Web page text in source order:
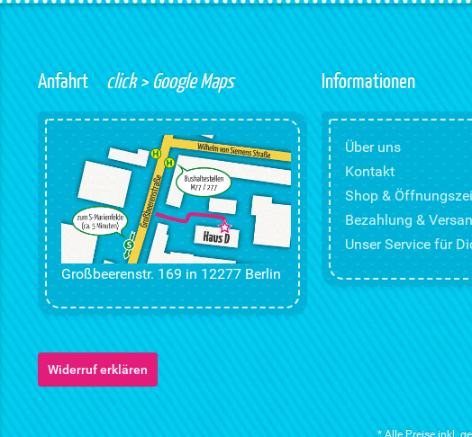
Anfahrt click > Google Maps
Großbeerenstr. 169 in 12277 Berlin
Informationen
Über uns
Kontakt
Shop &
Bezahlung &
Unser Service für
Widerruf erklären